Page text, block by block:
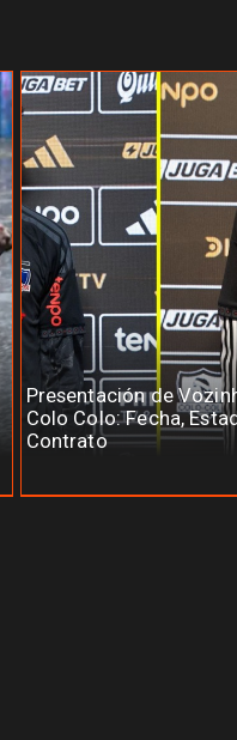
Presentación de
Colo Colo: Fecha,
Contrato